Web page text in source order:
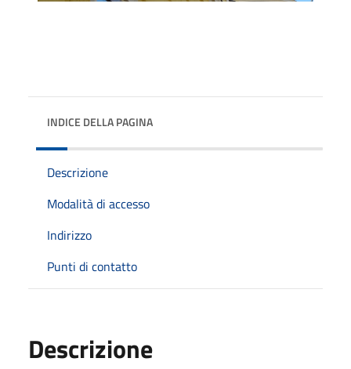
INDICE DELLA PAGINA
Descrizione
Modalità di accesso
Indirizzo
Punti di contatto
Descrizione